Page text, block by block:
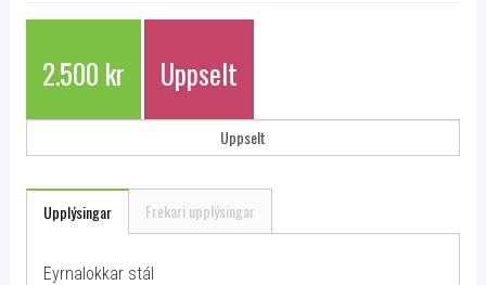
2.500 kr Uppselt
Uppselt
Upplýsingar Frekari upplýsingar
Eyrnalokkar stál